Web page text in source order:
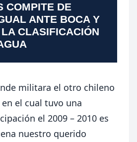
COMPITE DE
ANTE BOCA Y
CLASIFICACIÓN
militara el otro chileno
el cual tuvo una
el 2009 – 2010 es
nuestro querido